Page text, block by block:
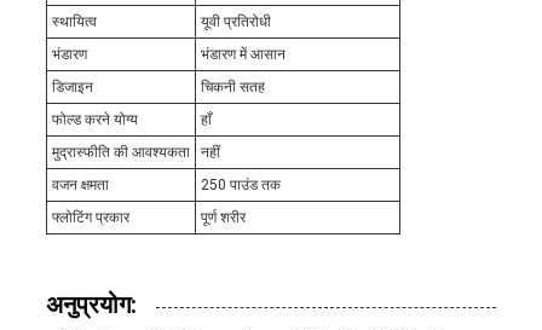
स्थायित्व
यूवी प्रतिरोधी
भंडारण
भंडारण में आसान
डिजाइन
चिकनी सतह
फोल्ड करने योग्य
हाँ
मुद्रास्फीति की आवश्यकता
नहीं
वजन क्षमता
250 पाउंड तक
फ्लोटिंग प्रकार
पूर्ण शरीर
अनुप्रयोग: